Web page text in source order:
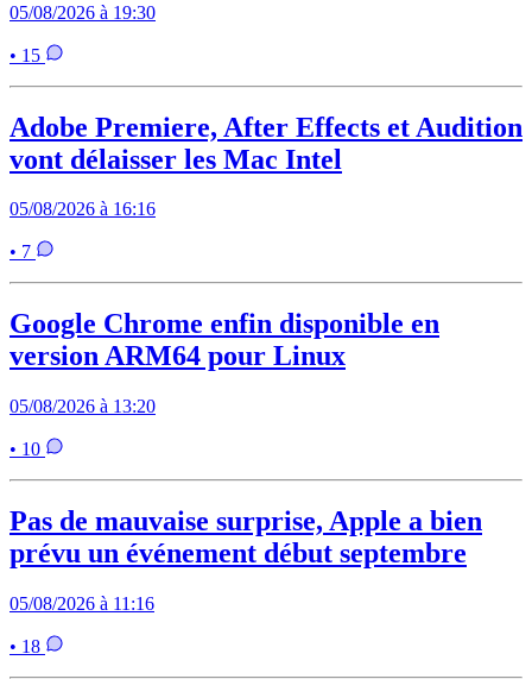
05/08/2026 à 19:30
• 15
Adobe Premiere, After Effects et Audition
vont délaisser les Mac Intel
05/08/2026 à 16:16
• 7
Google Chrome enfin disponible en
version ARM64 pour Linux
05/08/2026 à 13:20
• 10
Pas de mauvaise surprise, Apple a bien
prévu un événement début septembre
05/08/2026 à 11:16
• 18